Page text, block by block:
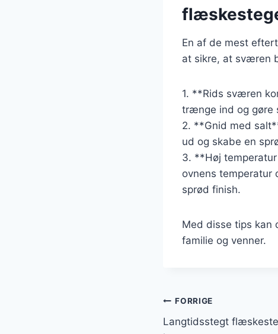
En af de mest
at sikre, at sværen
1. **Rids sværen
trænge ind og gøre
2. **Gnid med
ud og skabe en
3. **Høj
ovnens temperatur
sprød finish.
Med disse tips kan
familie og venner.
FORRIGE
Langtidsstegt